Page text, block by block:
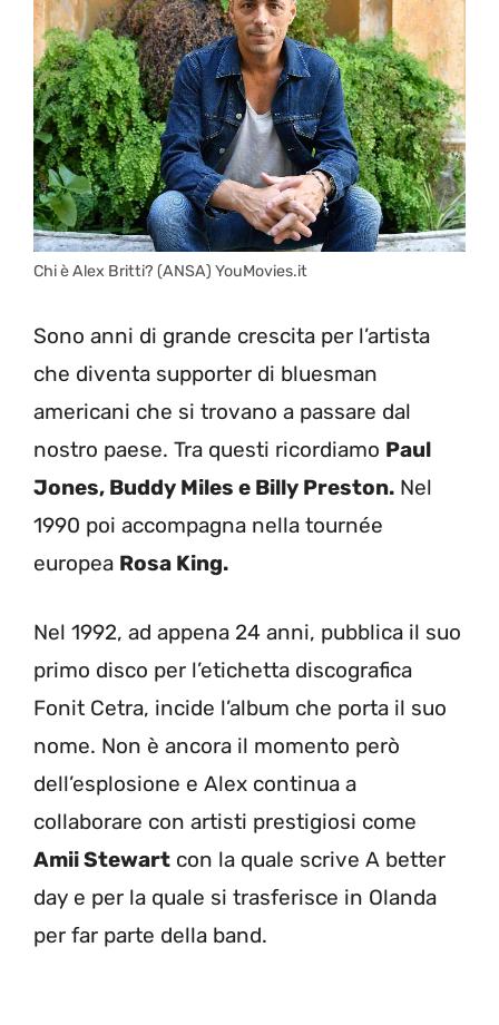
Chi è Alex Britti? (ANSA) YouMovies.it
Sono anni di grande crescita per l’artista
che diventa supporter di bluesman
americani che si trovano a passare dal
nostro paese. Tra questi ricordiamo Paul
Jones, Buddy Miles e Billy Preston. Nel
1990 poi accompagna nella tournée
europea Rosa King.
Nel 1992, ad appena 24 anni, pubblica il suo
primo disco per l’etichetta discografica
Fonit Cetra, incide l’album che porta il suo
nome. Non è ancora il momento però
dell’esplosione e Alex continua a
collaborare con artisti prestigiosi come
Amii Stewart con la quale scrive A better
day e per la quale si trasferisce in Olanda
per far parte della band.